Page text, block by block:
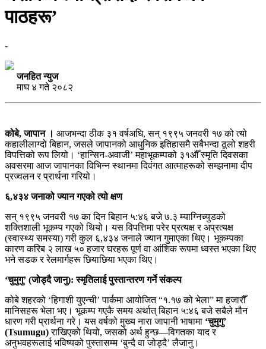
पाठहरू’
-
जनहित न्युज
माघ ४ गते २०८२
कोबे, जापान । आजभन्दा ठीक ३१ वर्षअघि, सन् १९९५ जनवरी १७ को त्यो
कहालीलाग्दो बिहान, जसले जापानको आधुनिक इतिहासमै सबैभन्दा ठूलो शहरी
विपत्तिको रूप लियो। ‘हान्सिन-अवाजी’ महाभूकम्पको ३१औँ स्मृति दिवसका
अवसरमा आज जापानका विभिन्न स्थानमा दिवंगत आत्माहरूको सम्झनामा दीप
प्रज्वलन र प्रार्थना गरियो।
६,४३४ जनाको ज्यान गएको त्यो क्षण
सन् १९९५ जनवरी १७ का दिन बिहान ५:४६ बजे ७.३ म्याग्निच्युडको
शक्तिशाली भूकम्प गएको थियो। यस विपत्तिमा परेर प्रत्यक्ष र अप्रत्यक्ष
(स्वास्थ्य समस्या) गरी कुल ६,४३४ जनाले ज्यान गुमाएका थिए। भूकम्पका
कारण करिब २ लाख ५० हजार घरहरू पूर्ण वा आंशिक रूपमा ध्वस्त भएका थिए
भने सडक र रेलमार्गहरू छियाछिया भएका थिए।
‘चुमुगु’ (जोड्दै जानु): स्मृतिलाई पुस्तान्तरण गर्ने संकल्प
कोबे शहरको ‘हिगाशी युएन्ची’ पार्कमा आयोजित “१.१७ को भेला” मा हजारौँ
मानिसहरू भेला भए। भूकम्प गएकै समय अर्थात् बिहान ५:४६ बजे सबैले मौन
धारण गरी प्रार्थना गरे। यस वर्षको मुख्य नारा जापानी भाषामा ‘चुमुगु’
(Tsumugu)राखिएको थियो, जसको अर्थ हुन्छ—विगतका याद र
अनुभवहरूलाई भविष्यको पुस्तासम्म ‘बुन्दै वा जोड्दै’ लैजानु।